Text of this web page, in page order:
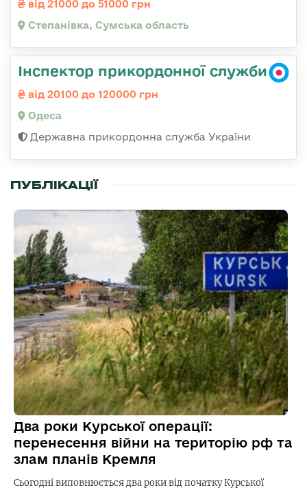
від 21000 до 51000 грн
Степанівка, Сумська область
Інспектор прикордонної служби
від 20100 до 120000 грн
Одеса
Державна прикордонна служба України
ПУБЛІКАЦІЇ
Два роки Курської операції:
перенесення війни на територію рф та
злам планів Кремля
Сьогодні виповнюється два роки від початку Курської